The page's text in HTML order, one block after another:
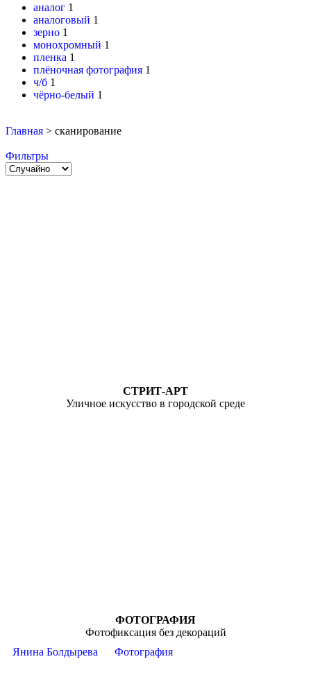
аналог 1
аналоговый 1
зерно 1
монохромный 1
пленка 1
плёночная фотография 1
ч/б 1
чёрно-белый 1
Главная > сканирование
Фильтры
СТРИТ-АРТ
Уличное искусство в городской среде
ФОТОГРАФИЯ
Фотофиксация без декораций
Янина Болдырева
Фотография